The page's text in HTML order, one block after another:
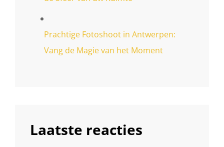
Prachtige Fotoshoot in Antwerpen:
Vang de Magie van het Moment
Laatste reacties